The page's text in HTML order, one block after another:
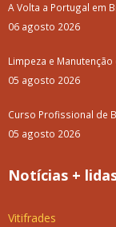
A Volta a Portugal em
06 agosto 2026
Limpeza e
05 agosto 2026
Curso Profissional de
05 agosto 2026
Notícias +
Vitifrades